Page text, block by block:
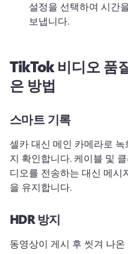
설정을 선택하여 시간
보냅니다.
TikTok 비디오 품
은 방법
스마트 기록
셀카 대신 메인 카메라로
지 확인합니다. 케이블 및
디오를 전송하는 대신 메시
을 유지합니다.
HDR 방지
동영상이 게시 후 씻겨 나